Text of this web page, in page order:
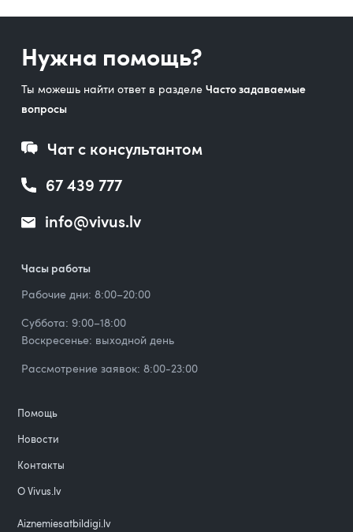
Нужна помощь?
Ты можешь найти ответ в разделе Часто задаваемые
вопросы
Чат с консультантом
67 439 777
info@vivus.lv
Часы работы
Рабочие дни: 8:00–20:00
Суббота: 9:00–18:00
Воскресенье: выходной день
Рассмотрение заявок: 8:00-23:00
Помощь
Новости
Контакты
О Vivus.lv
Aiznemiesatbildigi.lv